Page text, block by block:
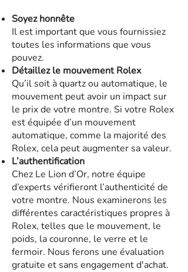
Soyez honnête
Il est important que vous fournissiez
toutes les informations que vous
pouvez.
Détaillez le mouvement Rolex
Qu’il soit à quartz ou automatique, le
mouvement peut avoir un impact sur
le prix de votre montre. Si votre Rolex
est équipée d’un mouvement
automatique, comme la majorité des
Rolex, cela peut augmenter sa valeur.
L’authentification
Chez Le Lion d’Or, notre équipe
d’experts vérifieront l’authenticité de
votre montre. Nous examinerons les
différentes caractéristiques propres à
Rolex, telles que le mouvement, le
poids, la couronne, le verre et le
fermoir. Nous ferons une évaluation
gratuite et sans engagement d'achat.